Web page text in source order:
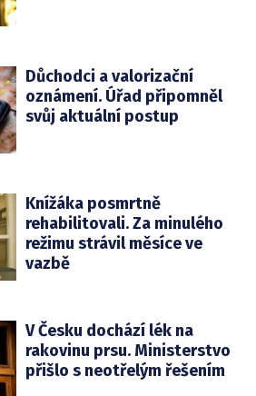
Důchodci a valorizační
oznámení. Úřad připomněl
svůj aktuální postup
Knížáka posmrtně
rehabilitovali. Za minulého
režimu strávil měsíce ve
vazbě
V Česku dochází lék na
rakovinu prsu. Ministerstvo
přišlo s neotřelým řešením